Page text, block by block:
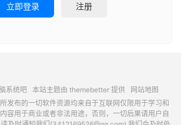
立即登录 注册
系统吧本站主题由 themebetter提供
网站地图
发布的一切软件资源均来自于互联网仅限用于学习和
容用于商业或者非法用途，否则，一切后果请用户自